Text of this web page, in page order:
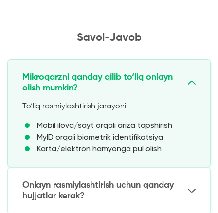
Savol-Javob
Mikroqarzni qanday qilib to‘liq onlayn
olish mumkin?
To‘liq rasmiylashtirish jarayoni:
Mobil ilova/sayt orqali ariza topshirish
MyID orqali biometrik identifikatsiya
Karta/elektron hamyonga pul olish
Onlayn rasmiylashtirish uchun qanday
hujjatlar kerak?